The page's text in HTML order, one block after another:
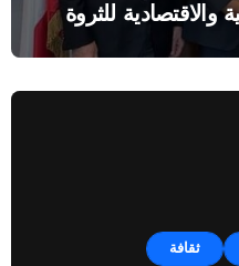
والاقتصادية للثروة
ثقافة